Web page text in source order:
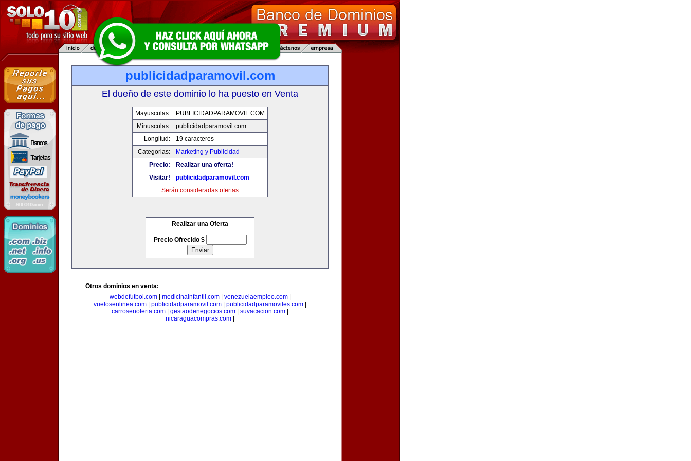
publicidadparamovil.com
El dueño de este dominio lo ha puesto en Venta
Mayusculas:
PUBLICIDADPARAMOVIL.COM
Minusculas:
publicidadparamovil.com
Longitud:
19 caracteres
Categorias:
Marketing y Publicidad
Precio:
Realizar una oferta!
Visitar!
publicidadparamovil.com
Serán consideradas ofertas
Realizar una Oferta
Precio Ofrecido $
Otros dominios en venta:
webdefutbol.com| medicinainfantil.com| venezuelaempleo.com|
vuelosenlinea.com
publicidadparamovil.com publicidadparamoviles.com
carrosenoferta.com
gestaodenegocios.com suvacacion.com
nicaraguacompras.com